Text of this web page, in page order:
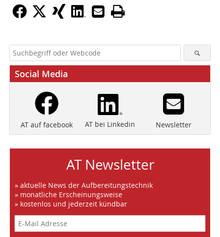
Social Media
AT auf facebook AT bei Linkedin Newsletter
AT Newsletter
» aktuelle News der Aufbereitungstechnik
» monatliche Erscheinungsweise
» kostenlos und jederzeit kündbar